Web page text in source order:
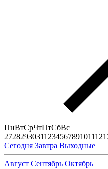
ПнВтСрЧтПтСбВс
2728293031123456789101112
Сегодня Завтра Выходные
Август Сентябрь Октябрь